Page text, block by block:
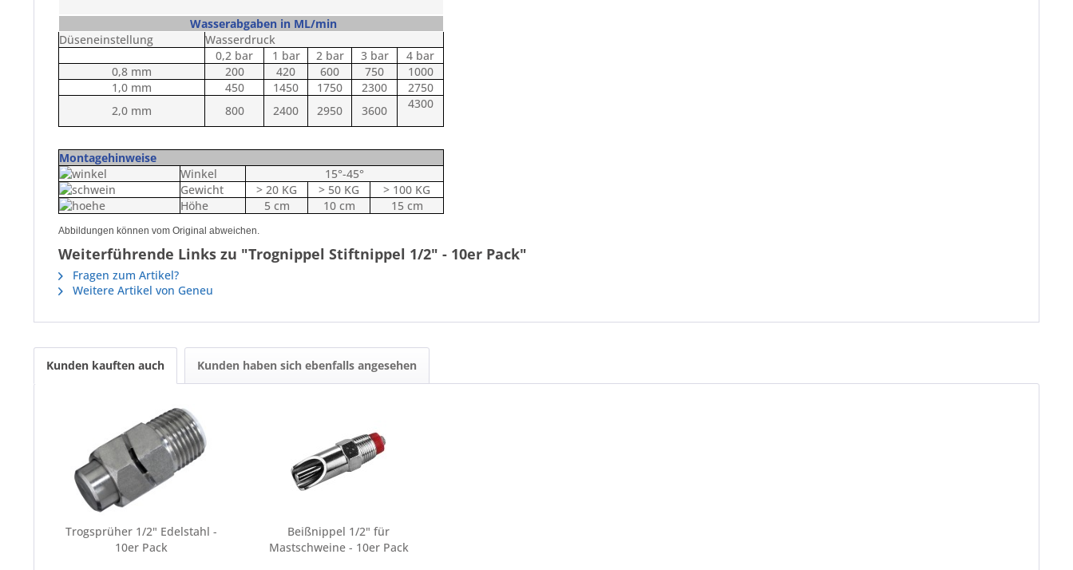
Wasserabgaben in ML/min
Düseneinstellung
Wasserdruck
0,2 bar
1 bar 2 bar 3 bar
4 bar
0,8 mm
200 420 600 750
1000
1,0 mm
450 1450 1750 2300
2750
2,0 mm
800 2400 2950 3600 4300
Montagehinweise
Winkel
15°-45°
Gewicht
> 20 KG > 50 KG
> 100 KG
Höhe
5 cm 10 cm 15 cm
Abbildungen können vom Original abweichen.
Weiterführende Links zu "Trognippel Stiftnippel 1/2" - 10er Pack"
Fragen zum Artikel?
Weitere Artikel von Geneu
Kunden kauften auch Kunden haben sich ebenfalls angesehen
Trogsprüher 1/2" Edelstahl -
10er Pack
Beißnippel 1/2" für
Mastschweine - 10er Pack